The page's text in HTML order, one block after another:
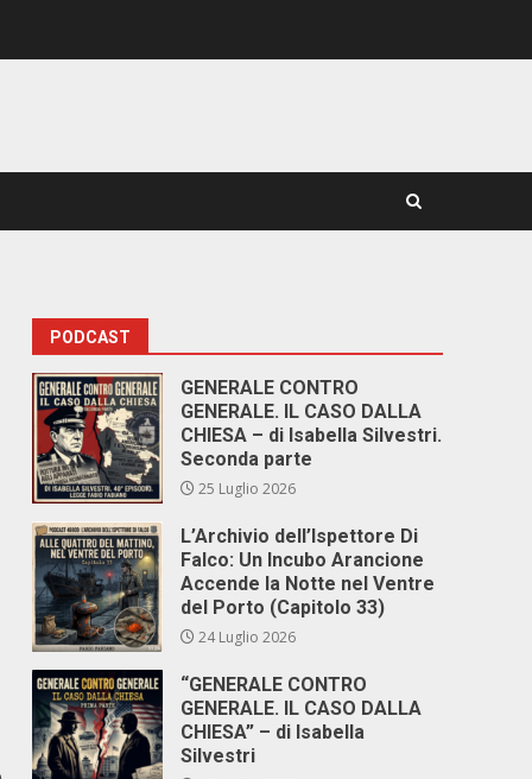
PODCAST
GENERALE CONTRO
GENERALE. IL CASO DALLA
CHIESA – di Isabella Silvestri.
Seconda parte
25 Luglio 2026
L’Archivio dell’Ispettore Di
Falco: Un Incubo Arancione
Accende la Notte nel Ventre
del Porto (Capitolo 33)
24 Luglio 2026
“GENERALE CONTRO
GENERALE. IL CASO DALLA
CHIESA” – di Isabella
Silvestri